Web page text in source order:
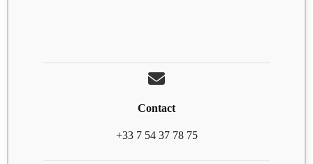
Contact
+33 7 54 37 78 75